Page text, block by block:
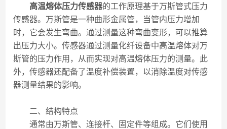
高温熔体压力传感器的工作原理基于万斯管式压力
传感器。万斯管是一种曲形金属管，当管内压力增加
时，它会发生弯曲。通过测量这种弯曲变形，可以推算
出压力大小。传感器通过测量化纤设备中高温熔体对万
斯管的压力作用，从而实现对高温熔体压力的测量。此
外，传感器还配备了温度补偿装置，以消除温度对传感
器测量结果的影响。
二、结构特点
通常由万斯管、连接杆、固定件等组成。它们使用